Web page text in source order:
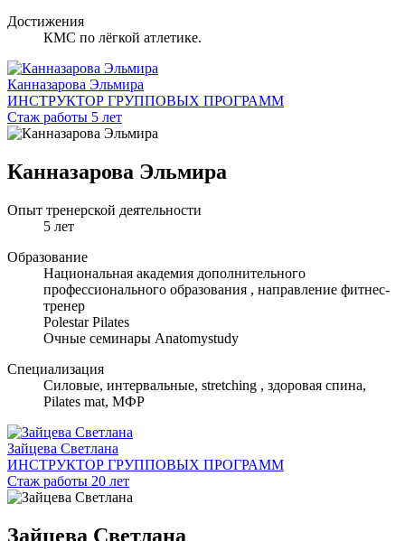
Достижения
КМС по лёгкой атлетике.
Канназарова Эльмира
ИНСТРУКТОР ГРУППОВЫХ ПРОГРАММ
Стаж работы 5 лет
Канназарова Эльмира
Опыт тренерской деятельности
5 лет
Образование
Национальная академия дополнительного
профессионального образования , направление фитнес-
тренер
Polestar Pilates
Очные семинары Anatomystudy
Специализация
Cиловые, интервальные, stretching , здоровая спина,
Pilates mat, МФР
Зайцева Светлана
ИНСТРУКТОР ГРУППОВЫХ ПРОГРАММ
Стаж работы 20 лет
Зайцева Светлана